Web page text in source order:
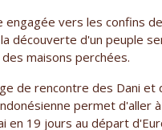
engagée vers les confins
découverte d'un peuple
maisons perchées.
de rencontre des Dani et
permet d'aller
en 19 jours au départ